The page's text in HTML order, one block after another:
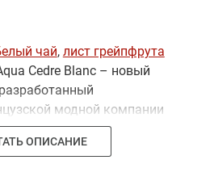
чай, лист грейпфрута
Cedre Blanc – новый
модной компании
лимитированным тиражом
туалетная вода
ОПИСАНИЕ